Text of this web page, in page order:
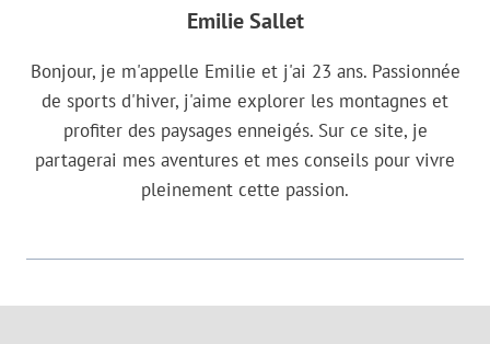
Emilie Sallet
Bonjour, je m'appelle Emilie et j'ai 23 ans. Passionnée
de sports d'hiver, j'aime explorer les montagnes et
profiter des paysages enneigés. Sur ce site, je
partagerai mes aventures et mes conseils pour vivre
pleinement cette passion.